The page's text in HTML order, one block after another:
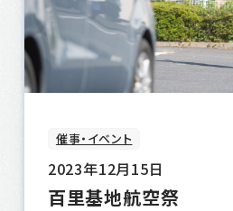
催事・イベント
2023年12月15日
百里基地航空祭